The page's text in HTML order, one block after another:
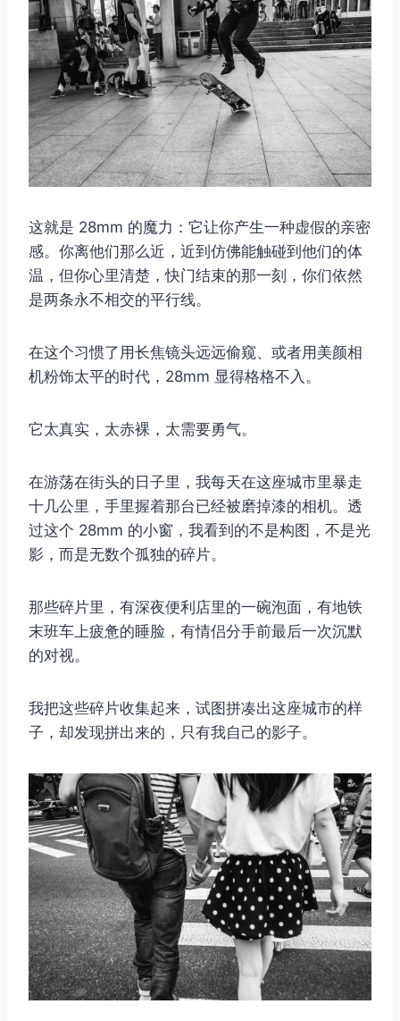
这就是 28mm 的魔力：它让你产生一种虚假的亲密
感。你离他们那么近，近到仿佛能触碰到他们的体
温，但你心里清楚，快门结束的那一刻，你们依然
是两条永不相交的平行线。
在这个习惯了用长焦镜头远远偷窥、或者用美颜相
机粉饰太平的时代，28mm 显得格格不入。
它太真实，太赤裸，太需要勇气。
在游荡在街头的日子里，我每天在这座城市里暴走
十几公里，手里握着那台已经被磨掉漆的相机。透
过这个 28mm 的小窗，我看到的不是构图，不是光
影，而是无数个孤独的碎片。
那些碎片里，有深夜便利店里的一碗泡面，有地铁
末班车上疲惫的睡脸，有情侣分手前最后一次沉默
的对视。
我把这些碎片收集起来，试图拼凑出这座城市的样
子，却发现拼出来的，只有我自己的影子。
取消 搜索